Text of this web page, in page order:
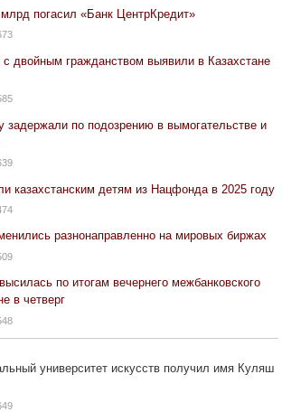
погасил «Банк ЦентрКредит»
двойным гражданством выявили в Казахстане
задержали по подозрению в вымогательстве и
казахстанским детям из Нацфонда в 2025 году
разнонаправленно на мировых биржах
по итогам вечернего межбанковского
в четверг
университет искусств получил имя Куляш